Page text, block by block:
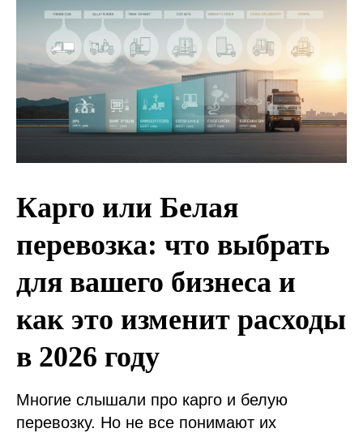
Карго или Белая
перевозка: что выбрать
для вашего бизнеса и
как это изменит расходы
в 2026 году
Многие слышали про карго и белую
перевозку. Но не все понимают их